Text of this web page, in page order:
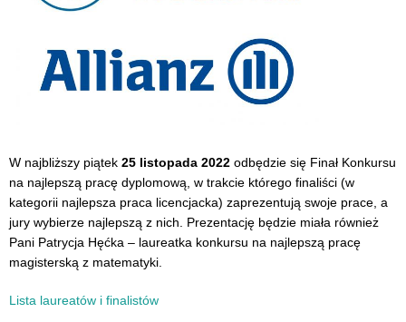
W najbliższy piątek 25 listopada 2022 odbędzie się Finał Konkursu
na najlepszą pracę dyplomową, w trakcie którego finaliści (w
kategorii najlepsza praca licencjacka) zaprezentują swoje prace, a
jury wybierze najlepszą z nich. Prezentację będzie miała również
Pani Patrycja Hęćka – laureatka konkursu na najlepszą pracę
magisterską z matematyki.
Lista laureatów i finalistów